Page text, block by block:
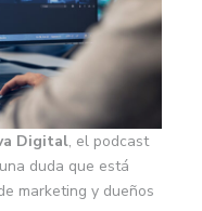
Digital, el podcast
duda que está
marketing y dueños